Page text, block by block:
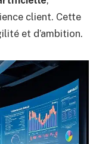
client. Cette
et d’ambition.